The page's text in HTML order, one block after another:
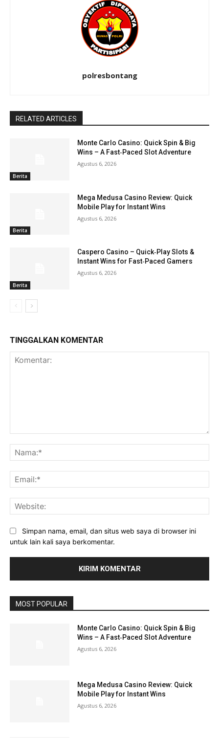
polresbontang
RELATED ARTICLES
Berita
Monte Carlo Casino: Quick Spin & Big
Wins – A Fast‑Paced Slot Adventure
Agustus 6, 2026
Berita
Mega Medusa Casino Review: Quick
Mobile Play for Instant Wins
Agustus 6, 2026
Berita
Caspero Casino – Quick‑Play Slots &
Instant Wins for Fast‑Paced Gamers
Agustus 6, 2026
TINGGALKAN KOMENTAR
Simpan nama, email, dan situs web saya di browser ini
untuk lain kali saya berkomentar.
MOST POPULAR
Monte Carlo Casino: Quick Spin & Big
Wins – A Fast‑Paced Slot Adventure
Agustus 6, 2026
Mega Medusa Casino Review: Quick
Mobile Play for Instant Wins
Agustus 6, 2026